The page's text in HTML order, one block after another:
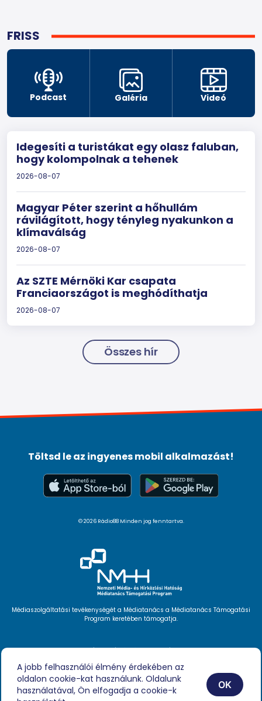
FRISS
Podcast Galéria Videó
Idegesíti a turistákat egy olasz faluban,
hogy kolompolnak a tehenek
2026-08-07
Magyar Péter szerint a hőhullám
rávilágított, hogy tényleg nyakunkon a
klímaválság
2026-08-07
Az SZTE Mérnöki Kar csapata
Franciaországot is meghódíthatja
2026-08-07
Összes hír
Hírlevél feliratkozás
Videóink
Podcast
Híreink
Impresszum
Töltsd le az ingyenes mobil alkalmazást!
© 2026 Rádio88 Minden jog fenntartva.
Médiaszolgáltatási tevékenységét a Médiatanács a Médiatanács Támogatási
Program keretében támogatja.
A jobb felhasználói élmény érdekében az
oldalon cookie-kat használunk. Oldalunk
használatával, Ön elfogadja a cookie-k
OK